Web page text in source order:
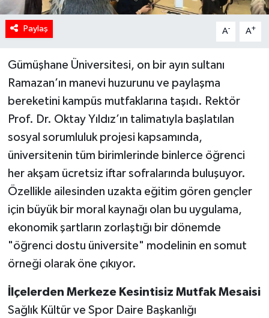
Paylaş A- A+
Gümüşhane Üniversitesi, on bir ayın sultanı
Ramazan’ın manevi huzurunu ve paylaşma
bereketini kampüs mutfaklarına taşıdı. Rektör
Prof. Dr. Oktay Yıldız’ın talimatıyla başlatılan
sosyal sorumluluk projesi kapsamında,
üniversitenin tüm birimlerinde binlerce öğrenci
her akşam ücretsiz iftar sofralarında buluşuyor.
Özellikle ailesinden uzakta eğitim gören gençler
için büyük bir moral kaynağı olan bu uygulama,
ekonomik şartların zorlaştığı bir dönemde
"öğrenci dostu üniversite" modelinin en somut
örneği olarak öne çıkıyor.
İlçelerden Merkeze Kesintisiz Mutfak Mesaisi
Sağlık Kültür ve Spor Daire Başkanlığı